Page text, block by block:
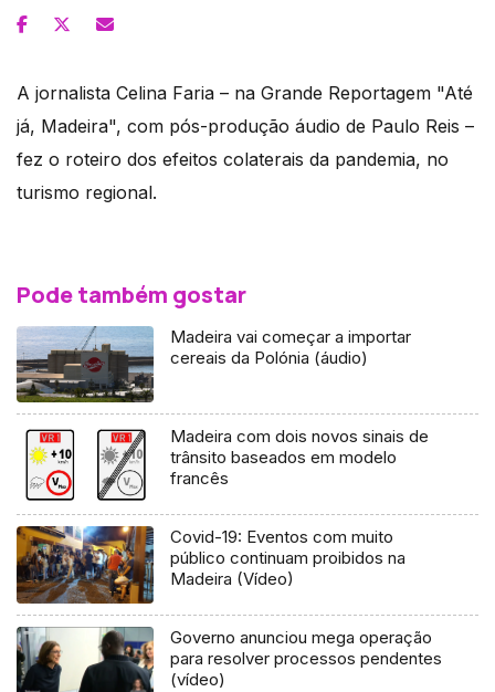
A jornalista Celina Faria – na Grande Reportagem "Até
já, Madeira", com pós-produção áudio de Paulo Reis –
fez o roteiro dos efeitos colaterais da pandemia, no
turismo regional.
Pode também gostar
Madeira vai começar a importar
cereais da Polónia (áudio)
Madeira com dois novos sinais de
trânsito baseados em modelo
francês
Covid-19: Eventos com muito
público continuam proibidos na
Madeira (Vídeo)
Governo anunciou mega operação
para resolver processos pendentes
(vídeo)